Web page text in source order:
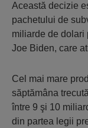
Această decizie
pachetului de
miliarde de dolari
Joe Biden, care
Cel mai mare
săptămâna
între 9 şi 10
din partea legii